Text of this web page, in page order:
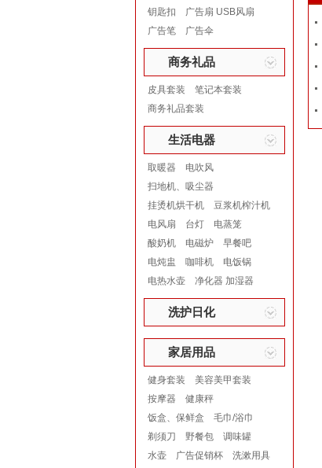
钥匙扣
广告扇 USB风扇
广告笔
广告伞
商务礼品
皮具套装
笔记本套装
商务礼品套装
生活电器
取暖器
电吹风
扫地机、吸尘器
挂烫机烘干机
豆浆机榨汁机
电风扇
台灯
电蒸笼
酸奶机
电磁炉
早餐吧
电炖盅
咖啡机
电饭锅
电热水壶
净化器 加湿器
洗护日化
家居用品
健身套装
美容美甲套装
按摩器
健康秤
饭盒、保鲜盒
毛巾/浴巾
剃须刀
野餐包
调味罐
水壶
广告促销杯
洗漱用具